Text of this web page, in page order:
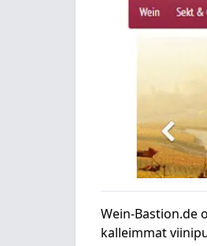
Wein-Bastion.de
kalleimmat